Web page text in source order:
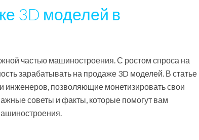
3D моделей в
частью машиностроения. С ростом спроса на
зарабатывать на продаже 3D моделей. В статье
инженеров, позволяющие монетизировать свои
советы и факты, которые помогут вам